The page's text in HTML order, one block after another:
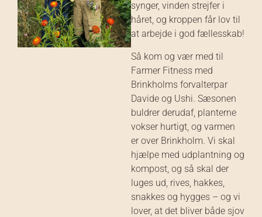
synger, vinden strejfer i
håret, og kroppen får lov til
at arbejde i god fællesskab!
Så kom og vær med til
Farmer Fitness med
Brinkholms forvalterpar
Davide og Ushi. Sæsonen
buldrer derudaf, planterne
vokser hurtigt, og varmen
er over Brinkholm. Vi skal
hjælpe med udplantning og
kompost, og så skal der
luges ud, rives, hakkes,
snakkes og hygges – og vi
lover, at det bliver både sjov